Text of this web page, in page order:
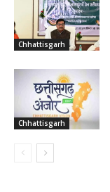
Chhattisgarh
Chhattisgarh